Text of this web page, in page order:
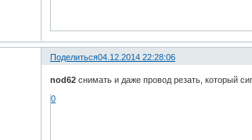
Поделиться04.12.2014 22:28:06
nod62 снимать и даже провод резать, который
0